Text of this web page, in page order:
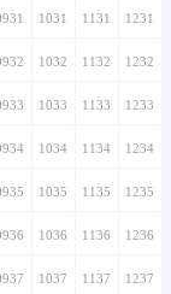
1031 1131 1231
1032 1132 1232
1033 1133 1233
1034 1134 1234
1035 1135 1235
1036 1136 1236
1037 1137 1237